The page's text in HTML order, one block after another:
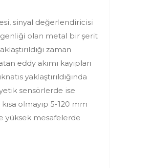
sinyal değerlendiricisi
olan metal bir şerit
zaman
eddy akımı kayıpları
yaklaştırıldığında
sensörlerde ise
olmayıp 5-120 mm
yüksek mesafelerde